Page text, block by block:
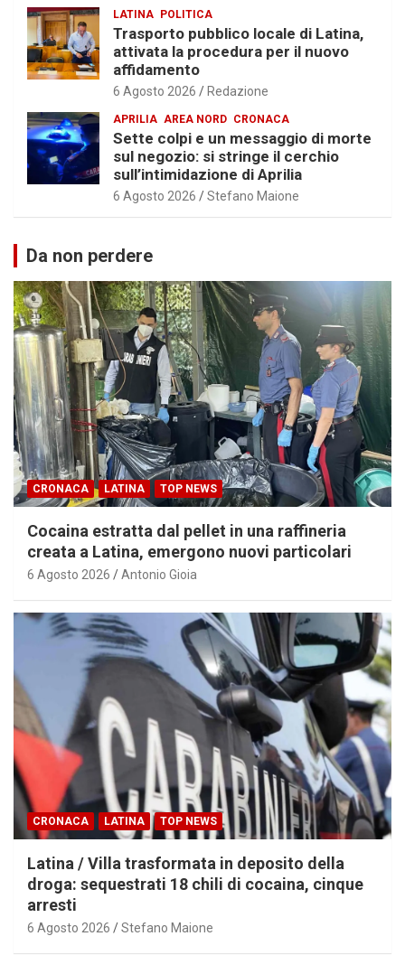
LATINA POLITICA
Trasporto pubblico locale di Latina,
attivata la procedura per il nuovo
affidamento
6 Agosto 2026 Redazione
APRILIA AREA NORD CRONACA
Sette colpi e un messaggio di morte
sul negozio: si stringe il cerchio
sull’intimidazione di Aprilia
6 Agosto 2026 Stefano Maione
Da non perdere
CRONACA LATINA TOP NEWS
Cocaina estratta dal pellet in una raffineria
creata a Latina, emergono nuovi particolari
6 Agosto 2026 Antonio Gioia
CRONACA LATINA TOP NEWS
Latina / Villa trasformata in deposito della
droga: sequestrati 18 chili di cocaina, cinque
arresti
6 Agosto 2026 Stefano Maione